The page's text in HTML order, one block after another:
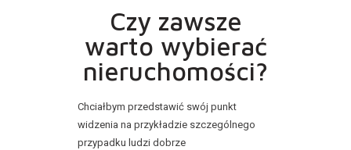
Czy zawsze
warto wybierać
nieruchomości?
Chciałbym przedstawić swój punkt
widzenia na przykładzie szczególnego
przypadku ludzi dobrze